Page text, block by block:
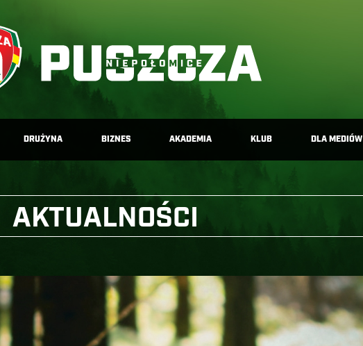
DRUŻYNA BIZNES AKADEMIA KLUB DLA MEDIÓW
AKTUALNOŚCI